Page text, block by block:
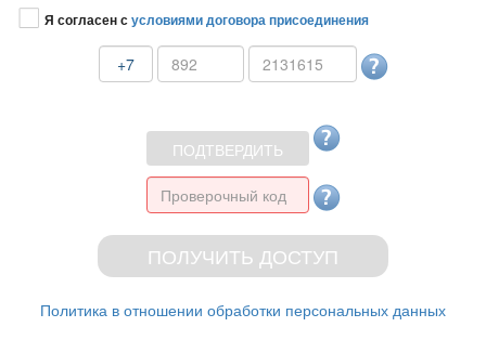
Я согласен сусловиями договора присоединения
+7
Политика в отношении обработки персональных данных